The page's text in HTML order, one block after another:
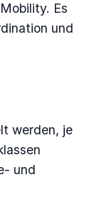
Es
und
werden, je
und